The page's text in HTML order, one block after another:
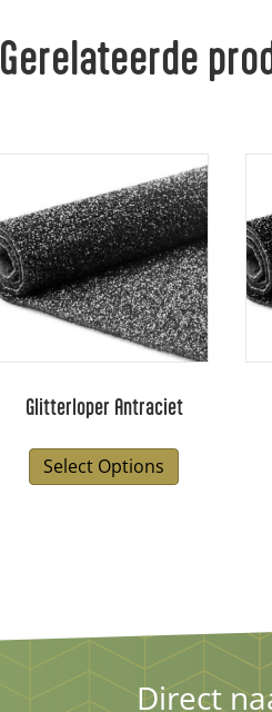
Gerelateerde
Glitterloper Antraciet
Select Options
Direct